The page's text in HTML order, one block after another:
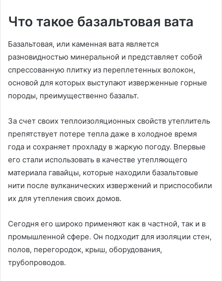
Что такое базальтовая вата
Базальтовая, или каменная вата является
разновидностью минеральной и представляет собой
спрессованную плитку из переплетенных волокон,
основой для которых выступают изверженные горные
породы, преимущественно базальт.
За счет своих теплоизоляционных свойств утеплитель
препятствует потере тепла даже в холодное время
года и сохраняет прохладу в жаркую погоду. Впервые
его стали использовать в качестве утепляющего
материала гавайцы, которые находили базальтовые
нити после вулканических извержений и приспособили
их для утепления своих домов.
Сегодня его широко применяют как в частной, так и в
промышленной сфере. Он подходит для изоляции стен,
полов, перегородок, крыш, оборудования,
трубопроводов.